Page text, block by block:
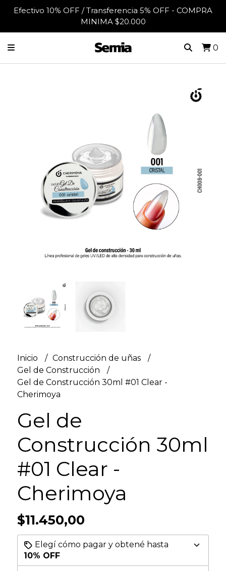
Efectivo 10% OFF / Transferencia 5% OFF - COMPRA
MINIMA $20.000
0
Inicio
Construcción de uñas
Gel de Construcción
Gel de Construcción 30ml #01 Clear -
Cherimoya
Gel de
Construcción 30ml
#01 Clear -
Cherimoya
$11.450,00
Elegí cómo pagar y obtené hasta
10% OFF